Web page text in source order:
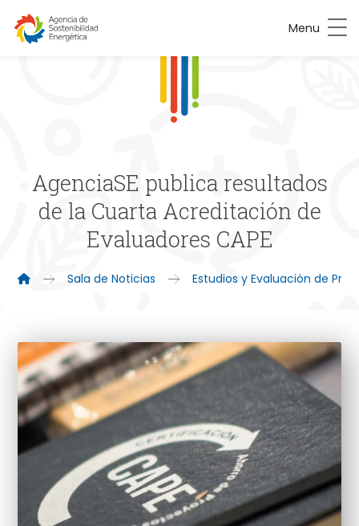
Menu
AgenciaSE publica resultados
de la Cuarta Acreditación de
Evaluadores CAPE
Sala de Noticias Estudios y Evaluación de